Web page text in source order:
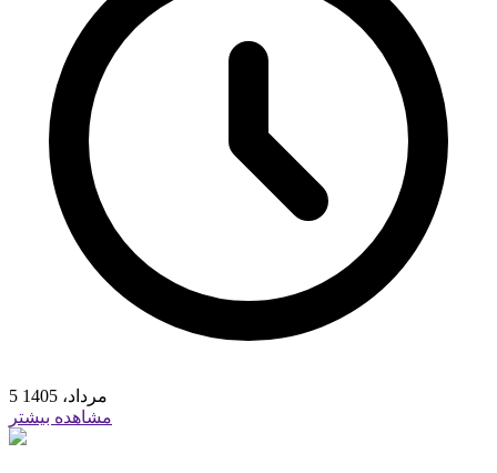
5 مرداد، 1405
مشاهده بیشتر